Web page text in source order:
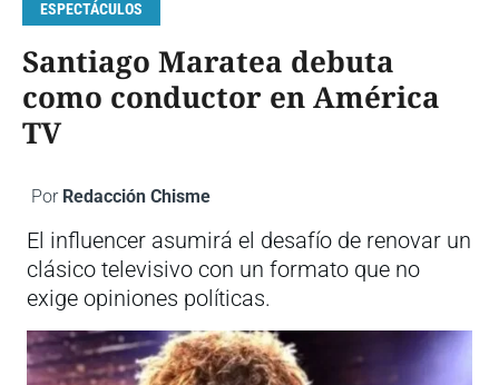
ESPECTÁCULOS
Santiago Maratea debuta
como conductor en América
TV
Por Redacción Chisme
El influencer asumirá el desafío de renovar un
clásico televisivo con un formato que no
exige opiniones políticas.